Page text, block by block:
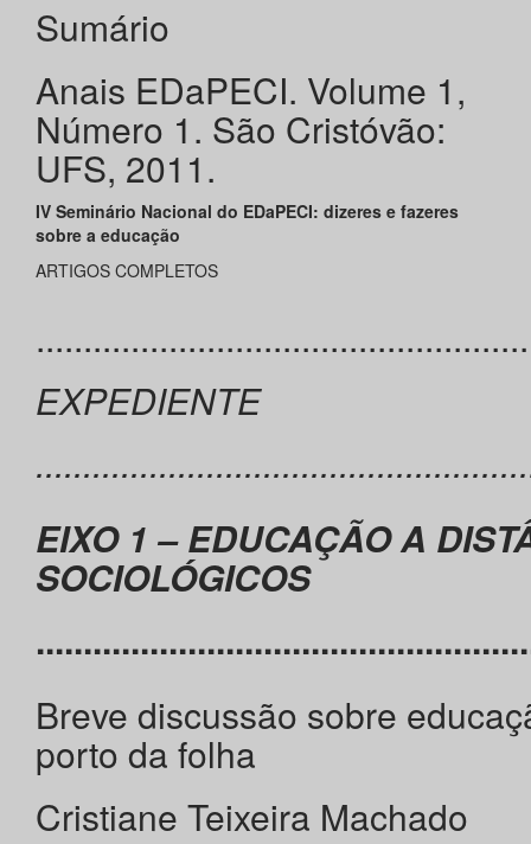
Sumário
Anais EDaPECI. Volume 1,
Número 1. São Cristóvão:
UFS, 2011.
IV Seminário Nacional do EDaPECI: dizeres e fazeres
sobre a educação
ARTIGOS COMPLETOS
EXPEDIENTE
EIXO 1 – EDUCAÇÃO A
SOCIOLÓGICOS
Breve discussão sobre
porto da folha
Cristiane Teixeira Machado